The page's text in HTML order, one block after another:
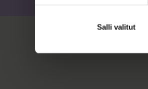
Salli valitut